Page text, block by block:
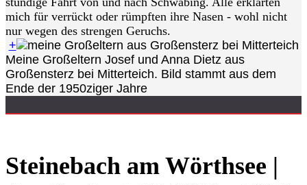
mich für verrückt oder rümpften ihre Nasen - wohl nicht
nur wegen des strengen Geruchs.
+
Meine Großeltern Josef und Anna Dietz aus
Großensterz bei Mitterteich. Bild stammt aus dem
Ende der 1950ziger Jahre
Steinebach am Wörthsee |